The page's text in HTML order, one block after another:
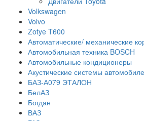
Volkswagen
Volvo
Zotye T600
Автоматические/ механические
Автомобильная техника BOSCH
Автомобильные кондиционеры
Акустические системы
БАЗ-А079 ЭТАЛОН
БелАЗ
Богдан
ВАЗ